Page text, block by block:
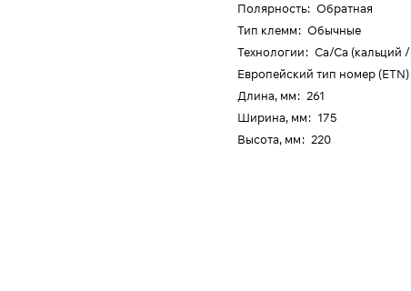
Полярность: Обратная
Тип клемм: Обычные
Технологии: Ca/Ca (кальций
Европейский тип номер (ETN)
Длина, мм: 261
Ширина, мм: 175
Высота, мм: 220